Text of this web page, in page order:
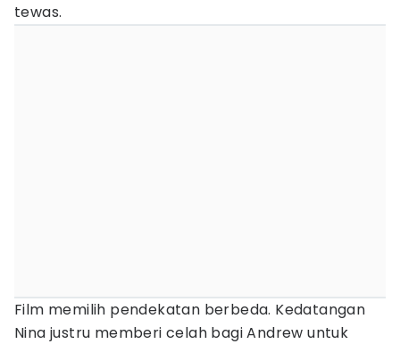
tewas.
Film memilih pendekatan berbeda. Kedatangan
Nina justru memberi celah bagi Andrew untuk